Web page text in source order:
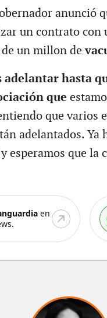
anunció
un contrato con
un millon de
adelantar hasta
que
que varios
adelantados. Ya
esperamos que la
en